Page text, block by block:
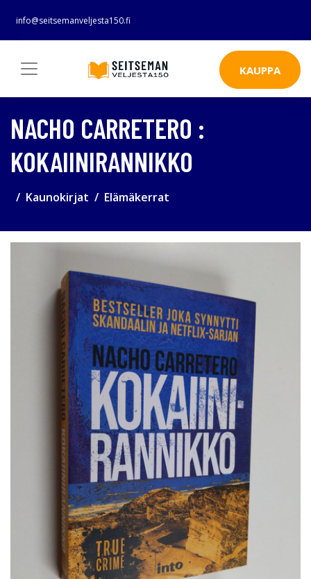
info@seitsemanveljesta150.fi
KAUPPA
NACHO CARRETERO :
KOKAIINIRANNIKKO
Kaunokirjat Elämäkerrat